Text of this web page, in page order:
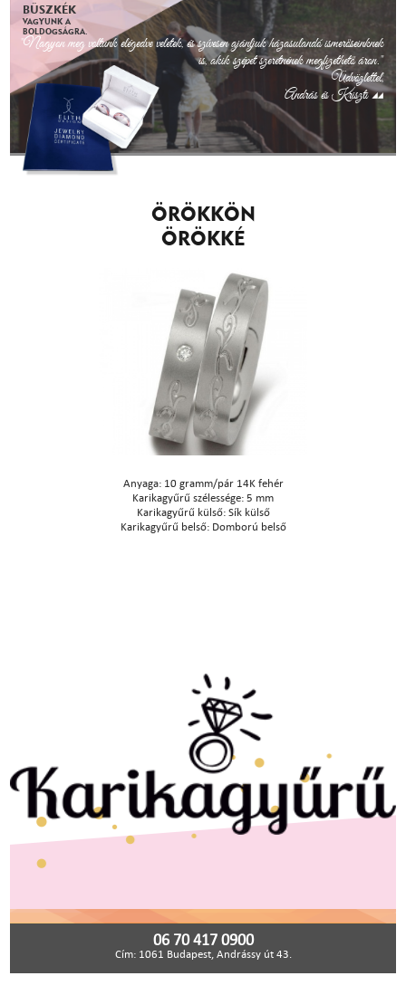
BÜSZKÉK
VAGYUNK A
BOLDOGSÁGRA.
"Nagyon meg voltunk elégedve veletek, és szívesen ajánljuk házasulandó ismerőseinknek
is, akik szépet szeretnének megfizethető áron."
Üdvözlettel,
András és Kriszti
ÖRÖKKÖN
ÖRÖKKÉ
Anyaga: 10 gramm/pár 14K fehér
Karikagyűrű szélessége: 5 mm
Karikagyűrű külső: Sík külső
Karikagyűrű belső: Domború belső
06 70 417 0900
Cím: 1061 Budapest, Andrássy út 43.